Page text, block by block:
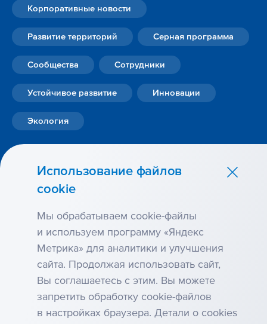
Корпоративные новости
Развитие территорий Серная программа
Сообщества Сотрудники
Устойчивое развитие Инновации
Экология
Карта сайта
Условия использования
Антикоррупция
Использование файлов
cookie
Мы обрабатываем cookie-файлы
и используем программу «Яндекс
Метрика» для аналитики и улучшения
сайта. Продолжая использовать сайт,
Вы соглашаетесь с этим. Вы можете
запретить обработку cookie-файлов
в настройках браузера. Детали о cookies